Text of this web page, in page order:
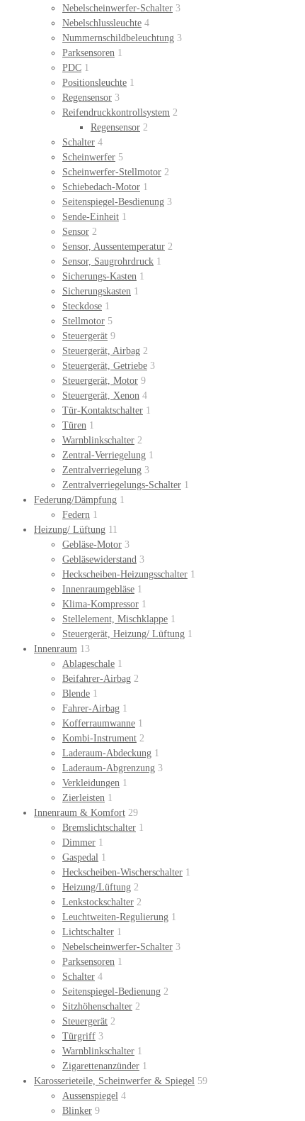
Nebelscheinwerfer-Schalter 3
Nebelschlussleuchte 4
Nummernschildbeleuchtung 3
Parksensoren 1
PDC 1
Positionsleuchte 1
Regensensor 3
Reifendruckkontrollsystem 2
Regensensor 2
Schalter 4
Scheinwerfer 5
Scheinwerfer-Stellmotor 2
Schiebedach-Motor 1
Seitenspiegel-Besdienung 3
Sende-Einheit 1
Sensor 2
Sensor, Aussentemperatur 2
Sensor, Saugrohrdruck 1
Sicherungs-Kasten 1
Sicherungskasten 1
Steckdose 1
Stellmotor 5
Steuergerät 9
Steuergerät, Airbag 2
Steuergerät, Getriebe 3
Steuergerät, Motor 9
Steuergerät, Xenon 4
Tür-Kontaktschalter 1
Türen 1
Warnblinkschalter 2
Zentral-Verriegelung 1
Zentralverriegelung 3
Zentralverriegelungs-Schalter 1
Federung/Dämpfung 1
Federn 1
Heizung/ Lüftung 11
Gebläse-Motor 3
Gebläsewiderstand 3
Heckscheiben-Heizungsschalter 1
Innenraumgebläse 1
Klima-Kompressor 1
Stellelement, Mischklappe 1
Steuergerät, Heizung/ Lüftung 1
Innenraum 13
Ablageschale 1
Beifahrer-Airbag 2
Blende 1
Fahrer-Airbag 1
Kofferraumwanne 1
Kombi-Instrument 2
Laderaum-Abdeckung 1
Laderaum-Abgrenzung 3
Verkleidungen 1
Zierleisten 1
Innenraum & Komfort 29
Bremslichtschalter 1
Dimmer 1
Gaspedal 1
Heckscheiben-Wischerschalter 1
Heizung/Lüftung 2
Lenkstockschalter 2
Leuchtweiten-Regulierung 1
Lichtschalter 1
Nebelscheinwerfer-Schalter 3
Parksensoren 1
Schalter 4
Seitenspiegel-Bedienung 2
Sitzhöhenschalter 2
Steuergerät 2
Türgriff 3
Warnblinkschalter 1
Zigarettenanzünder 1
Karosserieteile, Scheinwerfer & Spiegel 59
Aussenspiegel 4
Blinker 9